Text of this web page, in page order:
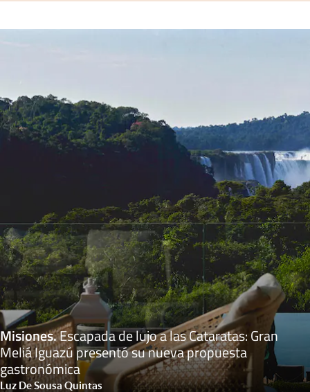
Misiones.Escapada de lujo a las Cataratas: Gran
Meliá Iguazú presentó su nueva propuesta
gastronómica
Luz De Sousa Quintas